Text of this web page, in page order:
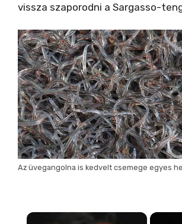
vissza szaporodni a Sargasso-
Az üvegangolna is kedvelt csemege egyes
×